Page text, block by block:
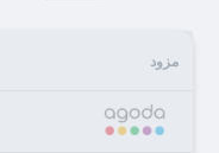
مزود